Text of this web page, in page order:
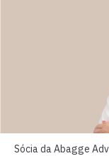
Sócia da Abagge